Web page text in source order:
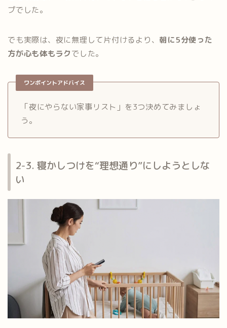
プでした。
でも実際は、夜に無理して片付けるより、 朝に5分使った
方が心も体もラクでした。
ワンポイントアドバイス
「夜にやらない家事リスト」を3つ決めてみましょ
う。
2-3. 寝かしつけを“理想通り”にしようとしな
い